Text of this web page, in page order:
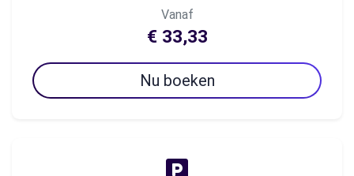
Vanaf
€ 33,33
Nu boeken